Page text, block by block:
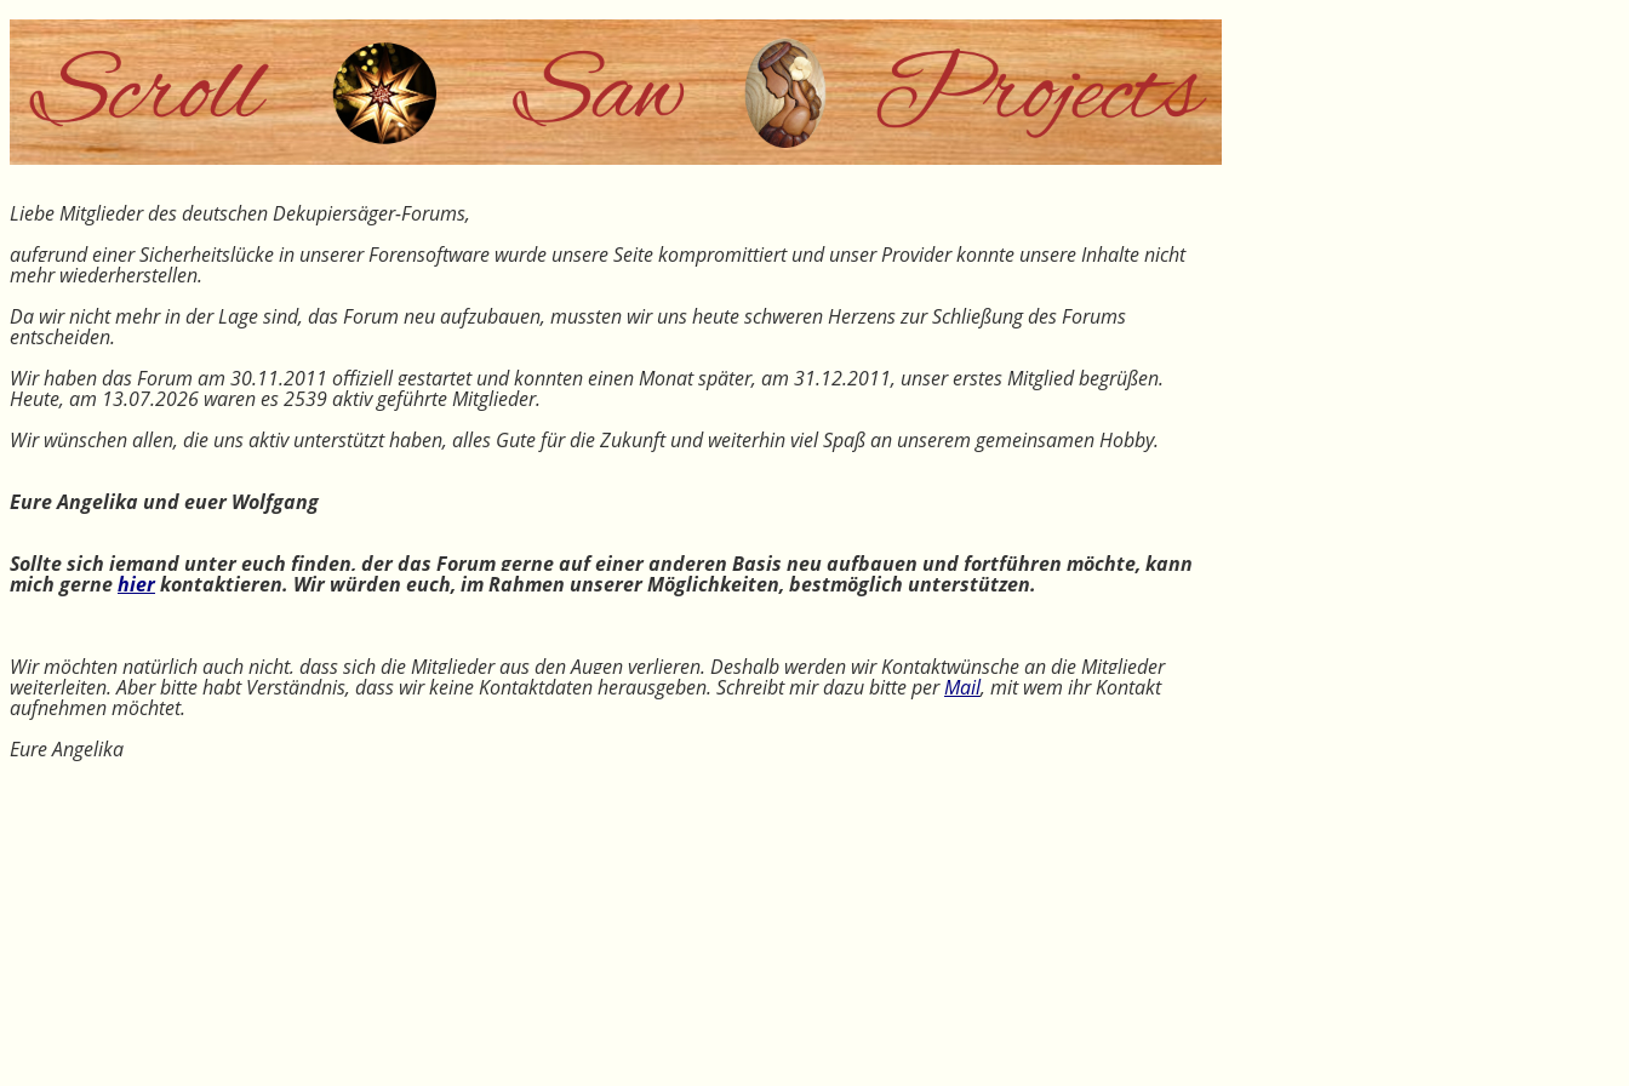
Liebe Mitglieder des deutschen Dekupiersäger-Forums,
aufgrund einer Sicherheitslücke in unserer Forensoftware wurde unsere Seite kompromittiert und unser Provider konnte unsere Inhalte nicht
mehr wiederherstellen.
Da wir nicht mehr in der Lage sind, das Forum neu aufzubauen, mussten wir uns heute schweren Herzens zur Schließung des Forums
entscheiden.
Wir haben das Forum am 30.11.2011 offiziell gestartet und konnten einen Monat später, am 31.12.2011, unser erstes Mitglied begrüßen.
Heute, am 13.07.2026 waren es 2539 aktiv geführte Mitglieder.
Wir wünschen allen, die uns aktiv unterstützt haben, alles Gute für die Zukunft und weiterhin viel Spaß an unserem gemeinsamen Hobby.
Eure Angelika und euer Wolfgang
Sollte sich jemand unter euch finden, der das Forum gerne auf einer anderen Basis neu aufbauen und fortführen möchte, kann
mich gernehierkontaktieren. Wir würden euch, im Rahmen unserer Möglichkeiten, bestmöglich unterstützen.
Wir möchten natürlich auch nicht, dass sich die Mitglieder aus den Augen verlieren. Deshalb werden wir Kontaktwünsche an die Mitglieder
weiterleiten. Aber bitte habt Verständnis, dass wir keine Kontaktdaten herausgeben. Schreibt mir dazu bitte perMail, mit wem ihr Kontakt
aufnehmen möchtet.
Eure Angelika